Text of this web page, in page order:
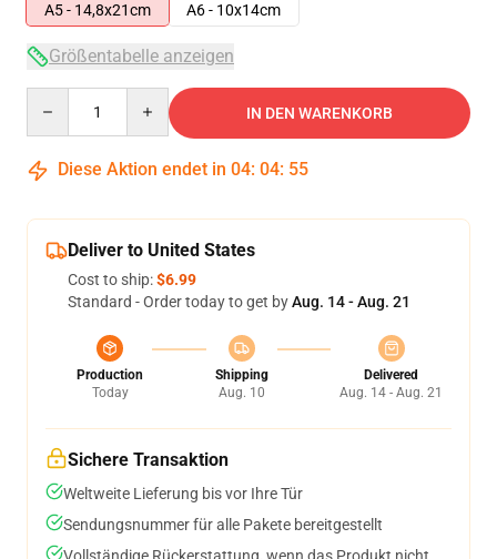
A5 - 14,8x21cm
A6 - 10x14cm
Größentabelle anzeigen
IN DEN WARENKORB
Diese Aktion endet in 04: 04: 54
Deliver to United States
Cost to ship:$6.99
Standard - Order today to get byAug. 14 - Aug. 21
Production
Today
Shipping
Aug. 10
Delivered
Aug. 14 - Aug. 21
Sichere Transaktion
Weltweite Lieferung bis vor Ihre Tür
Sendungsnummer für alle Pakete bereitgestellt